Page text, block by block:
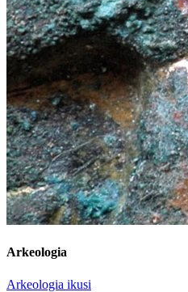
Arkeologia
Arkeologia ikusi